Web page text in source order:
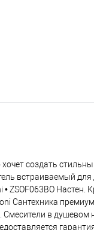
создать
встраиваемый
Настен.
Сантехника
Смесители в душевом